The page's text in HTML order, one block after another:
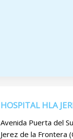
HOSPITAL HLA
Avenida Puerta del
Jerez de la Frontera